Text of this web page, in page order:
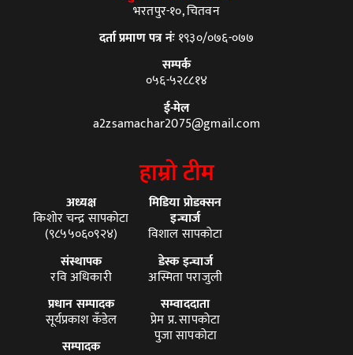
भरतपुर-१०, चितवन
दर्ता प्रमाण पत्र नंः१९३०/०७६-०७७
सम्पर्क
०५६-५२८८१४
ई-मेल
a2zsamachar2075@gmail.com
हाम्रो टीम
अध्यक्ष
किशोर चन्द्र सापकोटा
(९८५५०६०९२४)
संस्थापक
रवि अधिकारी
प्रधान सम्पादक
सूर्यप्रकाश कँडेल
सम्पादक
मिडिया प्रोडक्सन
इन्चार्ज
विशाल सापकोटा
डेस्क इन्चार्ज
अस्मिता पराजुली
सम्वाददाता
प्रेम प्र. सापकोटा
पुजा सापकोटा